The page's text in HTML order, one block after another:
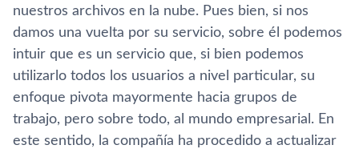
nuestros archivos en la nube. Pues bien, si nos
damos una vuelta por su servicio, sobre él podemos
intuir que es un servicio que, si bien podemos
utilizarlo todos los usuarios a nivel particular, su
enfoque pivota mayormente hacia grupos de
trabajo, pero sobre todo, al mundo empresarial. En
este sentido, la compañí­a ha procedido a actualizar